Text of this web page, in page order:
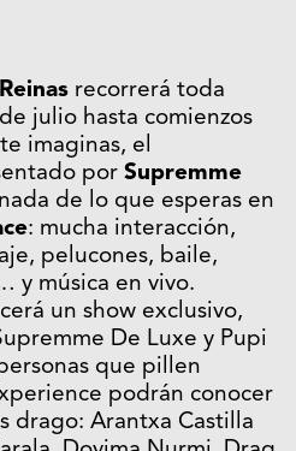
recorrerá toda
julio hasta comienzos
imaginas, el
por Supremme
de lo que esperas en
: mucha interacción,
pelucones, baile,
y música en vivo.
un show exclusivo,
De Luxe y Pupi
que pillen
podrán conocer
drago: Arantxa Castilla